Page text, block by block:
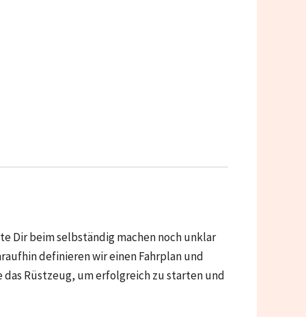
Dir beim selbständig machen noch unklar
definieren wir einen Fahrplan und
Rüstzeug, um erfolgreich zu starten und